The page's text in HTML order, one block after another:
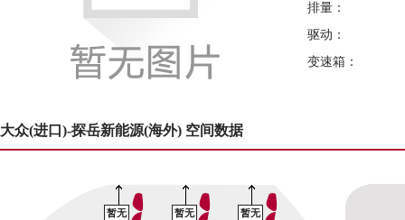
排量：
驱动：
变速箱：
大众(进口)-探岳新能源(海外) 空间数据
暂无 暂无 暂无